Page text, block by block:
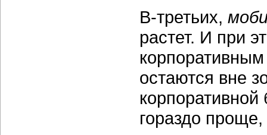
В-третьих,
растет. И при
остаются вне
корпоративной
гораздо